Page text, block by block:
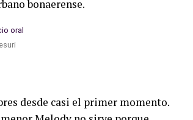
bonaerense.
desde casi el primer momento.